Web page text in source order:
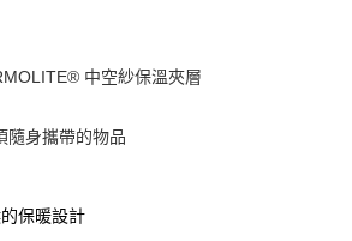
含以上)免運費
中空紗保溫夾層
隨身攜帶的物品
保暖設計